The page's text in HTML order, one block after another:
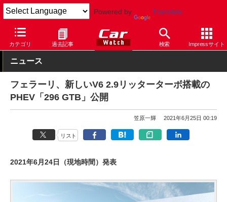
Powered by Translate
カテゴリ 過去記事 検索 Impressサイト
Car Watch 自動車 フェラーリ その他
ニュース
フェラーリ、新しいV6 2.9リッターターボ搭載の
PHEV「296 GTB」公開
笠原一輝 2021年6月25日 00:19
リスト
2021年6月24日（現地時間）発表